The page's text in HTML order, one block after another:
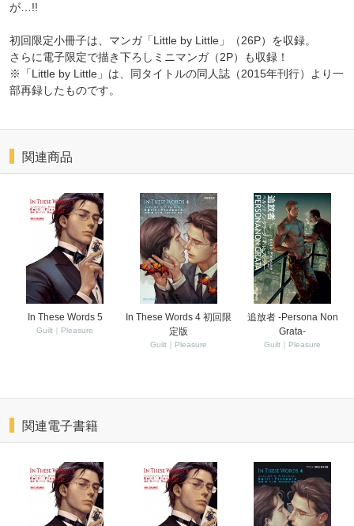
が…!!
初回限定小冊子は、マンガ「Little by Little」（26P）を収録。
さらに電子限定で描き下ろしミニマンガ（2P）も収録！
※「Little by Little」は、同タイトルの同人誌（2015年刊行）より一
部再録したものです。
関連商品
In These Words 5
Guilt｜Pleasure
In These Words 4 初回限
定版
Guilt｜Pleasure
追放者 -Persona Non
Grata-
Guilt｜Pleasure
関連電子書籍